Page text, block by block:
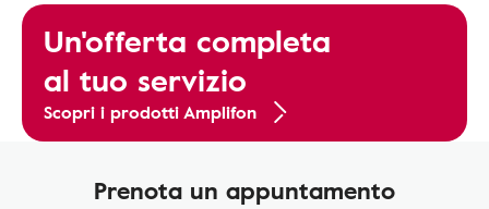
Un'offerta completa
al tuo servizio
Scopri i prodotti Amplifon
Prenota un appuntamento